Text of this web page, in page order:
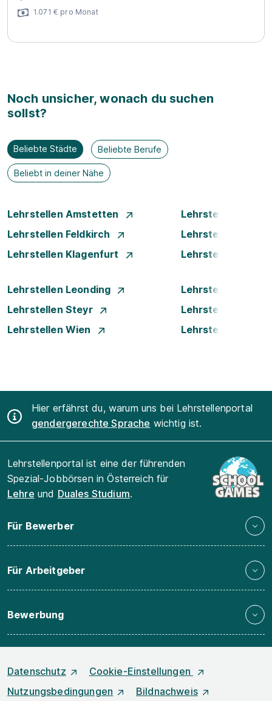
1.071 € pro Monat
Noch unsicher, wonach du suchen
sollst?
Beliebte Städte Beliebte Berufe
Beliebt in deiner Nähe
Lehrstellen Amstetten
Lehrstellen
Lehrstellen Feldkirch
Lehrstellen Graz
Lehrstellen Klagenfurt
Lehrstellen
Lehrstellen Leonding
Lehrstellen Linz
Lehrstellen Steyr
Lehrstellen Traun
Lehrstellen Wien
Lehrstellen
Hier erfährst du, warum uns bei Lehrstellenportal
gendergerechte Sprache wichtig ist.
Lehrstellenportal ist eine der führenden
Spezial-Jobbörsen in Österreich für
Lehre und Duales Studium.
Für Bewerber
Für Arbeitgeber
Bewerbung
Datenschutz
Cookie-Einstellungen
Nutzungsbedingungen
Bildnachweis